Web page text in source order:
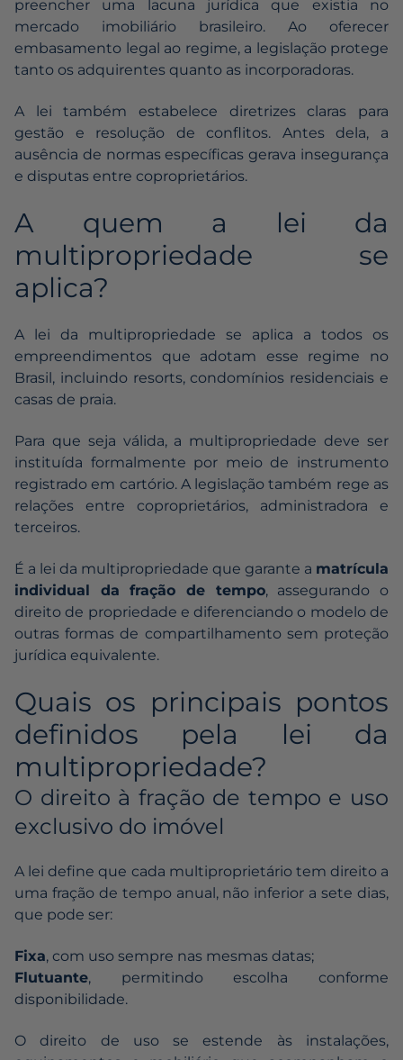
preencher uma lacuna jurídica que existia no
mercado imobiliário brasileiro. Ao oferecer
embasamento legal ao regime, a legislação protege
tanto os adquirentes quanto as incorporadoras.
A lei também estabelece diretrizes claras para
gestão e resolução de conflitos. Antes dela, a
ausência de normas específicas gerava insegurança
e disputas entre coproprietários.
A quem a lei da
multipropriedade se
aplica?
A lei da multipropriedade se aplica a todos os
empreendimentos que adotam esse regime no
Brasil, incluindo resorts, condomínios residenciais e
casas de praia.
Para que seja válida, a multipropriedade deve ser
instituída formalmente por meio de instrumento
registrado em cartório. A legislação também rege as
relações entre coproprietários, administradora e
terceiros.
É a lei da multipropriedade que garante a matrícula
individual da fração de tempo, assegurando o
direito de propriedade e diferenciando o modelo de
outras formas de compartilhamento sem proteção
jurídica equivalente.
Quais os principais pontos
definidos pela lei da
multipropriedade?
O direito à fração de tempo e uso
exclusivo do imóvel
A lei define que cada multiproprietáriotem direito a
uma fração de tempo anual, não inferior a sete dias,
que pode ser:
Fixa, com uso sempre nas mesmas datas;
Flutuante, permitindo escolha conforme
disponibilidade.
O direito de uso se estende às instalações,